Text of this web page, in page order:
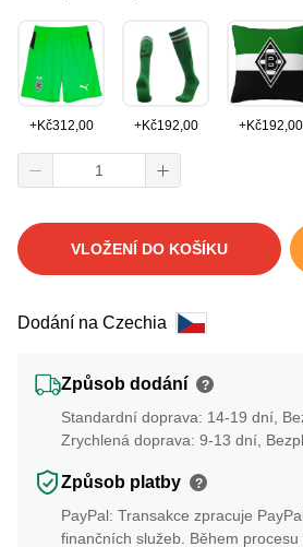
+Kč312,00 +Kč192,00 +Kč192,00
VLOŽENÍ DO KOŠÍKU
Dodání na Czechia
Způsob dodání ?
Standardní doprava: 14-19 dní,
Zrychlená doprava: 9-13 dní,
Způsob platby ?
PayPal: Transakce zpracuje
finančních služeb. Během procesu